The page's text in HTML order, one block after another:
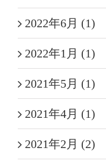
2022年6月 (1)
2022年1月 (1)
2021年5月 (1)
2021年4月 (1)
2021年2月 (2)